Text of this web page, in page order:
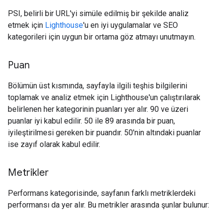
PSI, belirli bir URL'yi simüle edilmiş bir şekilde analiz
etmek için Lighthouse'u en iyi uygulamalar ve SEO
kategorileri için uygun bir ortama göz atmayı unutmayın.
Puan
Bölümün üst kısmında, sayfayla ilgili teşhis bilgilerini
toplamak ve analiz etmek için Lighthouse'un çalıştırılarak
belirlenen her kategorinin puanları yer alır. 90 ve üzeri
puanlar iyi kabul edilir. 50 ile 89 arasında bir puan,
iyileştirilmesi gereken bir puandır. 50'nin altındaki puanlar
ise zayıf olarak kabul edilir.
Metrikler
Performans kategorisinde, sayfanın farklı metriklerdeki
performansı da yer alır. Bu metrikler arasında şunlar bulunur: